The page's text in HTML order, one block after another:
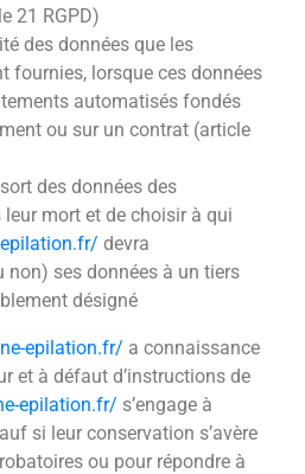
21 RGPD)
des données que les
fournies, lorsque ces données
automatisés fondés
ou sur un contrat (article
des données des
mort et de choisir à qui
devra
non) ses données à un tiers
désigné
epilation.fr/ a connaissance
et à défaut d’instructions de
epilation.fr/ s’engage à
si leur conservation s’avère
ou pour répondre à